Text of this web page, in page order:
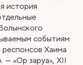
история
событиям
респонсов Хаима
— «Ор заруа», XII